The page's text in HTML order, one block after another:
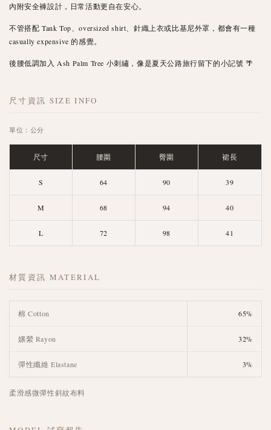
內附安全褲設計，日常活動更自在安心。
不管搭配 Tank Top、oversized shirt、針織上衣或比基尼外罩，都會有一種
casually expensive 的感覺。
後腰低調加入 Ash Palm Tree 小刺繡，像是夏天公路旅行留下的小記號 🌴
尺寸資訊 SIZE INFO
單位：公分
尺寸 腰圍 臀圍 裙長
S 64 90 39
M 68 94 40
L 72 98 41
材質資訊 MATERIAL
棉 Cotton 65%
嫘縈 Rayon 32%
彈性纖維 Elastane 3%
柔滑感微彈性斜紋布料